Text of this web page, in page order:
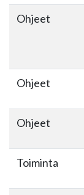
Ohjeet
Ohjeet
Ohjeet
Toiminta